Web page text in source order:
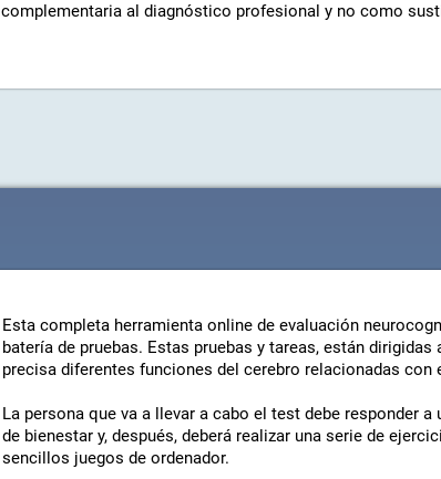
complementaria al diagnóstico profesional y no como
Esta completa herramienta online de evaluación
batería de pruebas. Estas pruebas y tareas, están
precisa diferentes funciones del cerebro relacionadas con
La persona que va a llevar a cabo el test debe responder
de bienestar y, después, deberá realizar una serie de
sencillos juegos de ordenador.